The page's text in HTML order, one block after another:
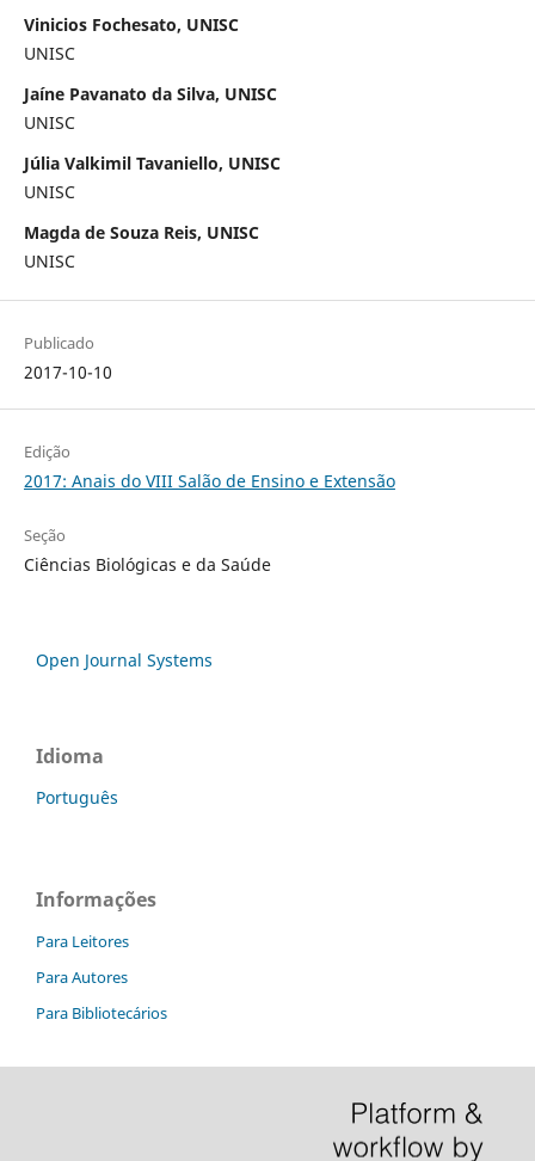
Vinicios Fochesato, UNISC
UNISC
Jaíne Pavanato da Silva, UNISC
UNISC
Júlia Valkimil Tavaniello, UNISC
UNISC
Magda de Souza Reis, UNISC
UNISC
Publicado
2017-10-10
Edição
2017: Anais do VIII Salão de Ensino e Extensão
Seção
Ciências Biológicas e da Saúde
Open Journal Systems
Idioma
Português
Informações
Para Leitores
Para Autores
Para Bibliotecários